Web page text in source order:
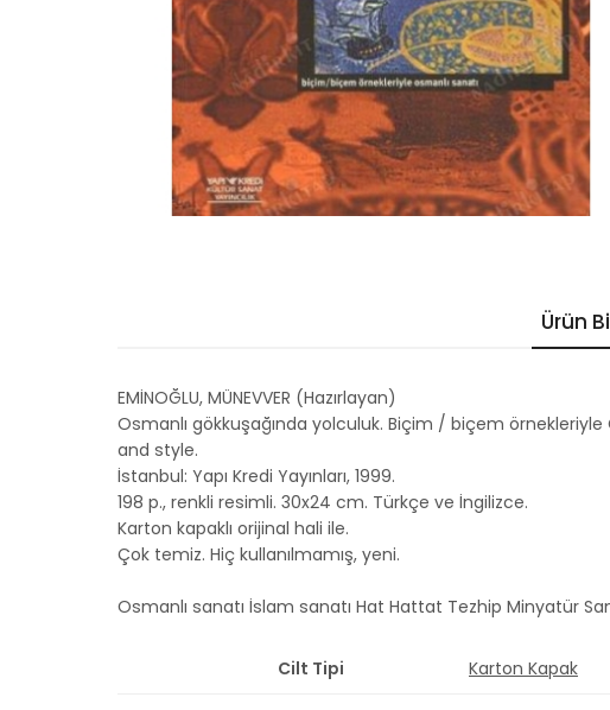
Ürün
EMİNOĞLU, MÜNEVVER (Hazırlayan)
Osmanlı gökkuşağında yolculuk. Biçim / biçem
and style.
İstanbul: Yapı Kredi Yayınları, 1999.
198 p., renkli resimli. 30x24 cm. Türkçe ve İngilizce.
Karton kapaklı orijinal hali ile.
Çok temiz. Hiç kullanılmamış, yeni.
Osmanlı sanatı İslam sanatı Hat Hattat Tezhip Minyatür
Cilt Tipi Karton Kapak